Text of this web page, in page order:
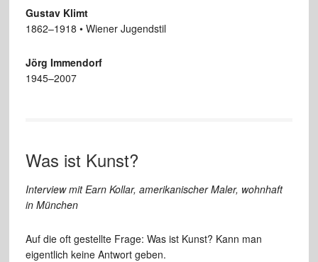
Gustav Klimt
1862–1918 • Wiener Jugendstil
Jörg Immendorf
1945–2007
Was ist Kunst?
Interview mit Earn Kollar, amerikanischer Maler, wohnhaft
in München
Auf die oft gestellte Frage: Was ist Kunst? Kann man
eigentlich keine Antwort geben.